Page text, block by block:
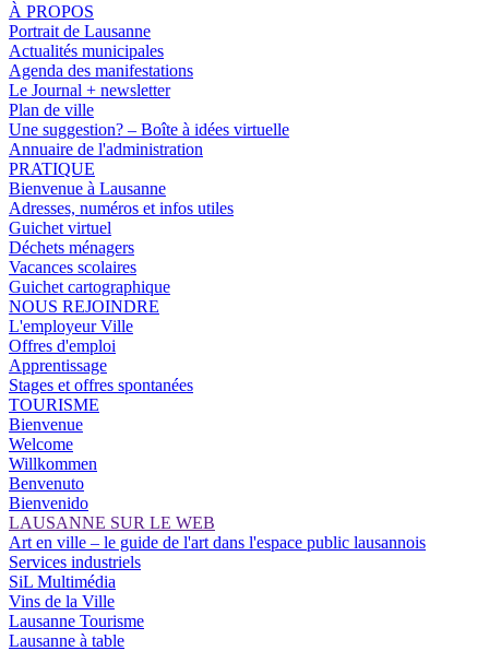
À PROPOS
Portrait de Lausanne
Actualités municipales
Agenda des manifestations
Le Journal + newsletter
Plan de ville
Une suggestion? – Boîte à idées virtuelle
Annuaire de l'administration
PRATIQUE
Bienvenue à Lausanne
Adresses, numéros et infos utiles
Guichet virtuel
Déchets ménagers
Vacances scolaires
Guichet cartographique
NOUS REJOINDRE
L'employeur Ville
Offres d'emploi
Apprentissage
Stages et offres spontanées
TOURISME
Bienvenue
Welcome
Willkommen
Benvenuto
Bienvenido
LAUSANNE SUR LE WEB
Art en ville – le guide de l'art dans l'espace public lausannois
Services industriels
SiL Multimédia
Vins de la Ville
Lausanne Tourisme
Lausanne à table